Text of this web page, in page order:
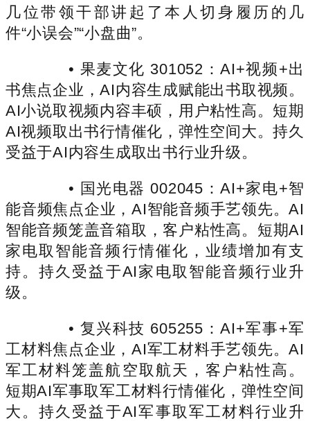
几位带领干部讲起了本人切身履历的几
件“小误会”“小盘曲”。
• 果麦文化 301052：AI+视频+出
书焦点企业，AI内容生成赋能出书取视频。
AI小说取视频内容丰硕，用户粘性高。短期
AI视频取出书行情催化，弹性空间大。持久
受益于AI内容生成取出书行业升级。
• 国光电器 002045：AI+家电+智
能音频焦点企业，AI智能音频手艺领先。AI
智能音频笼盖音箱取，客户粘性高。短期AI
家电取智能音频行情催化，业绩增加有支
持。持久受益于AI家电取智能音频行业升
级。
• 复兴科技 605255：AI+军事+军
工材料焦点企业，AI军工材料手艺领先。AI
军工材料笼盖航空取航天，客户粘性高。
短期AI军事取军工材料行情催化，弹性空间
大。持久受益于AI军事取军工材料行业升